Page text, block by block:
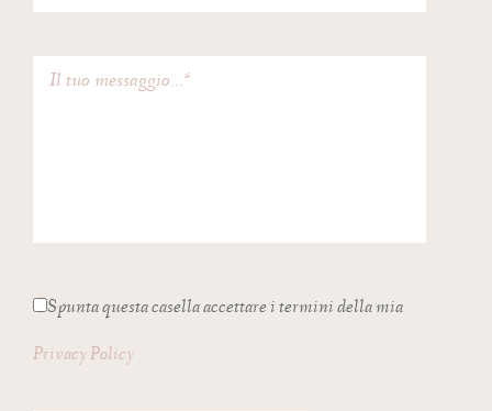
Spunta questa casella accettare i termini della mia
Privacy Policy